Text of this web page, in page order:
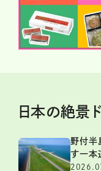
日本の絶景
野付半
す一本